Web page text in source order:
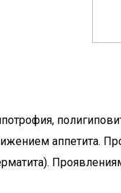
аппетита.